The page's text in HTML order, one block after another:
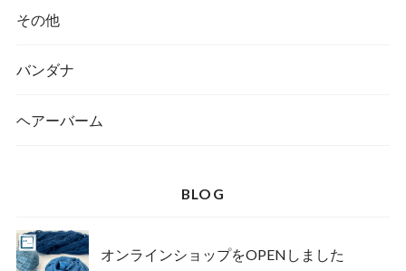
その他
バンダナ
ヘアーバーム
BLOG
オンラインショップをOPENしました